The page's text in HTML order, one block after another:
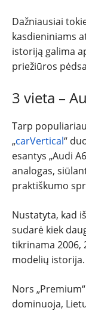
Dažniausiai
kasdieniniams
istoriją galima
priežiūros
3 vieta –
Tarp
„carVertical“
esantys „Audi
analogas,
praktiškumo
Nustatyta, kad
sudarė kiek
tikrinama 2006,
modelių istorija.
Nors
dominuoja,